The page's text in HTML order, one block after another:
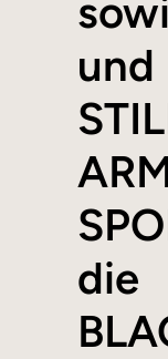
die